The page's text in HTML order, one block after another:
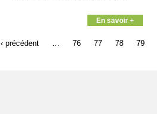
En savoir +
‹ précédent 76 77 78 79